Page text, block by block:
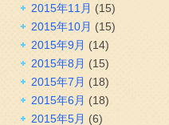
2015年11月 (15)
2015年10月 (15)
2015年9月 (14)
2015年8月 (15)
2015年7月 (18)
2015年6月 (18)
2015年5月 (6)